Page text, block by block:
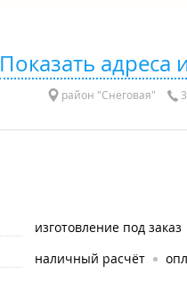
Показать адреса
район "Снеговая"
изготовление под заказ
наличный расчёт